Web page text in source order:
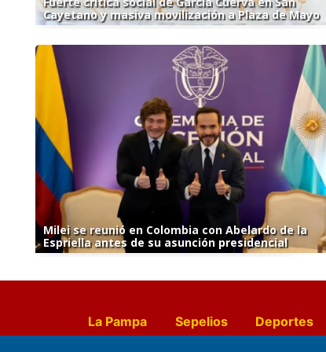
Cayetano y masiva movilización a Plaza de Mayo
Milei se reunió en Colombia con Abelardo de la
Espriella antes de su asunción presidencial
La Pampa Sepelios Deportes